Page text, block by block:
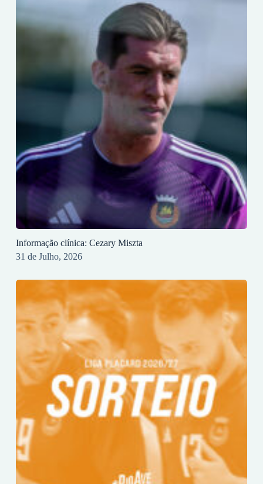
Informação clínica: Cezary Miszta
31 de Julho, 2026